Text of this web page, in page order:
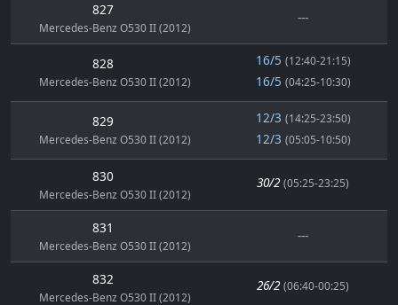
827
Mercedes-Benz O530 II (2012)
---
828
Mercedes-Benz O530 II (2012)
16/5 (12:40-21:15)
16/5 (04:25-10:30)
829
Mercedes-Benz O530 II (2012)
12/3 (14:25-23:50)
12/3 (05:05-10:50)
830
Mercedes-Benz O530 II (2012)
30/2 (05:25-23:25)
831
Mercedes-Benz O530 II (2012)
---
832
Mercedes-Benz O530 II (2012)
26/2 (06:40-00:25)